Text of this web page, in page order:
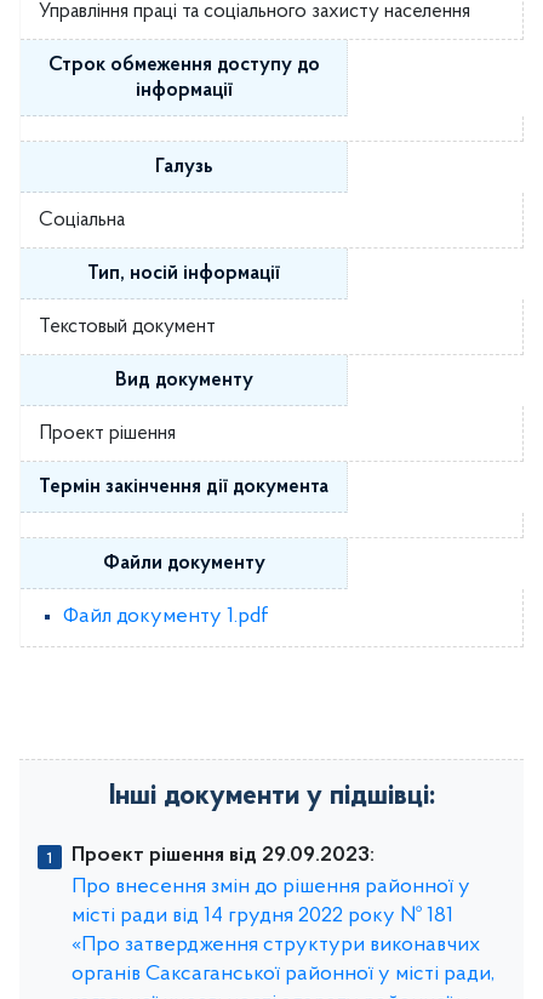
Управління праці та соціального захисту населення
Строк обмеження доступу до
інформації
Галузь
Соціальна
Тип, носій інформації
Текстовый документ
Вид документу
Проект рішення
Термін закінчення дії документа
Файли документу
Файл документу 1.pdf
Інші документи у підшівці:
Проект рішення від 29.09.2023:
Про внесення змін до рішення районної у
місті ради від 14 грудня 2022 року № 181
«Про затвердження структури виконавчих
органів Саксаганської районної у місті ради,